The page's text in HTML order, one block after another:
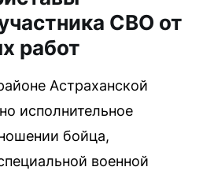
СВО от
работ
Астраханской
исполнительное
бойца,
военной